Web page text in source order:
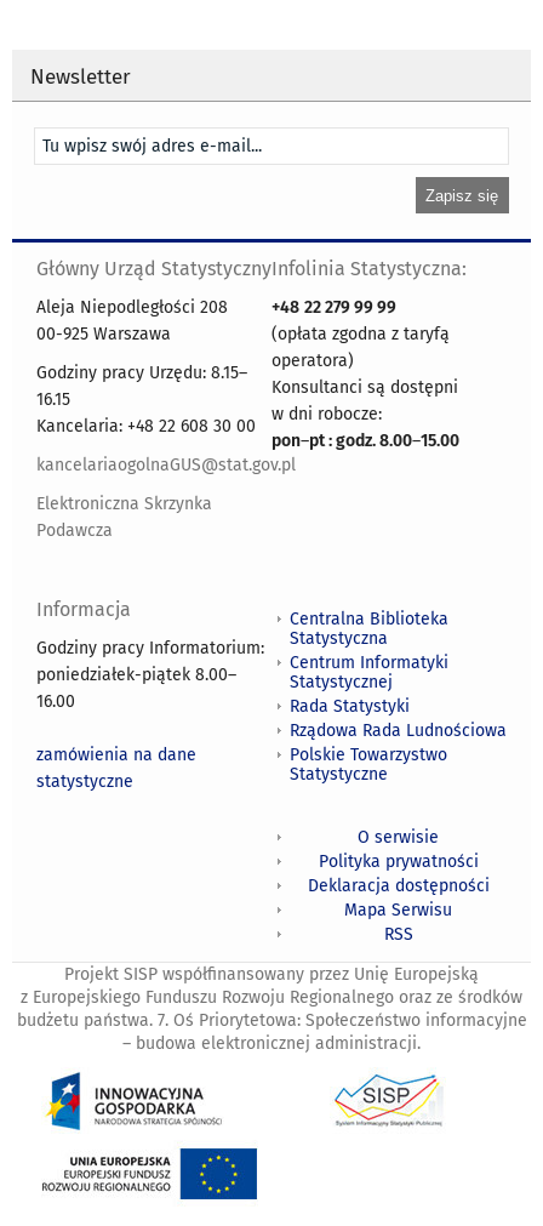
Newsletter
Główny Urząd Statystyczny
Aleja Niepodległości 208
00-925 Warszawa
Godziny pracy Urzędu: 8.15–
16.15
Kancelaria: +48 22 608 30 00
kancelariaogolnaGUS@stat.gov.pl
Elektroniczna Skrzynka
Podawcza
Infolinia Statystyczna:
+48 22 279 99 99
(opłata zgodna z taryfą
operatora)
Konsultanci są dostępni
w dni robocze:
pon–pt : godz. 8.00–15.00
Informacja
Godziny pracy Informatorium:
poniedziałek-piątek 8.00–
16.00
zamówienia na dane
statystyczne
Centralna Biblioteka
Statystyczna
Centrum Informatyki
Statystycznej
Rada Statystyki
Rządowa Rada Ludnościowa
Polskie Towarzystwo
Statystyczne
O serwisie
Polityka prywatności
Deklaracja dostępności
Mapa Serwisu
RSS
Projekt SISP współfinansowany przez Unię Europejską
z Europejskiego Funduszu Rozwoju Regionalnego oraz ze środków
budżetu państwa. 7. Oś Priorytetowa: Społeczeństwo informacyjne
– budowa elektronicznej administracji.